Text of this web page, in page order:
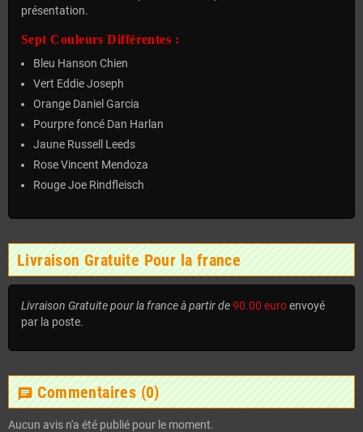
présentation.
Sept Couleurs Différentes :
Bleu Hanson Chien
Vert Eddie Joseph
Orange Daniel Garcia
Pourpre foncé Dan Harlan
Jaune Russell Leeds
Rose Vincent Mendoza
Rouge Joe Rindfleisch
Livraison Gratuite Pour la france
Livraison Gratuite pour la france à partir de90.00 euroenvoyé
par la poste.
chat Commentaires (0)
Aucun avis n'a été publié pour le moment.